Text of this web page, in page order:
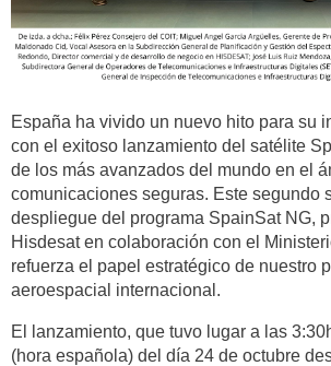
España ha vivido un nuevo hito para su
con el exitoso lanzamiento del satélite
de los más avanzados del mundo en el
comunicaciones seguras. Este segundo
despliegue del programa SpainSat NG,
Hisdesat en colaboración con el
refuerza el papel estratégico de nuestro
aeroespacial internacional.
El lanzamiento, que tuvo lugar a las
(hora española) del día 24 de octubre